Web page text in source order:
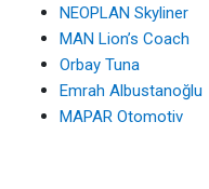
NEOPLAN Skyliner
MAN Lion’s Coach
Orbay Tuna
Emrah Albustanoğlu
MAPAR Otomotiv